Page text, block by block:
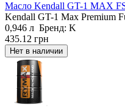
Масло Kendall GT-1 MAX
Kendall GT-1 Max Premium
0,946 л Бренд: K
435.12 грн